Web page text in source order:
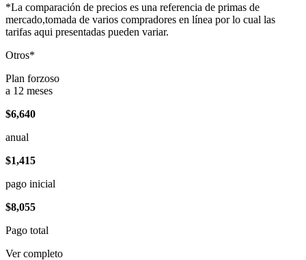
*La comparación de precios es una referencia de primas de
mercado,tomada de varios compradores en línea por lo cual las
tarifas aqui presentadas pueden variar.
Otros*
Plan forzoso
a 12 meses
$6,640
anual
$1,415
pago inicial
$8,055
Pago total
Ver completo